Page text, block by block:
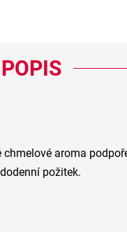
POPIS
aroma
požitek.